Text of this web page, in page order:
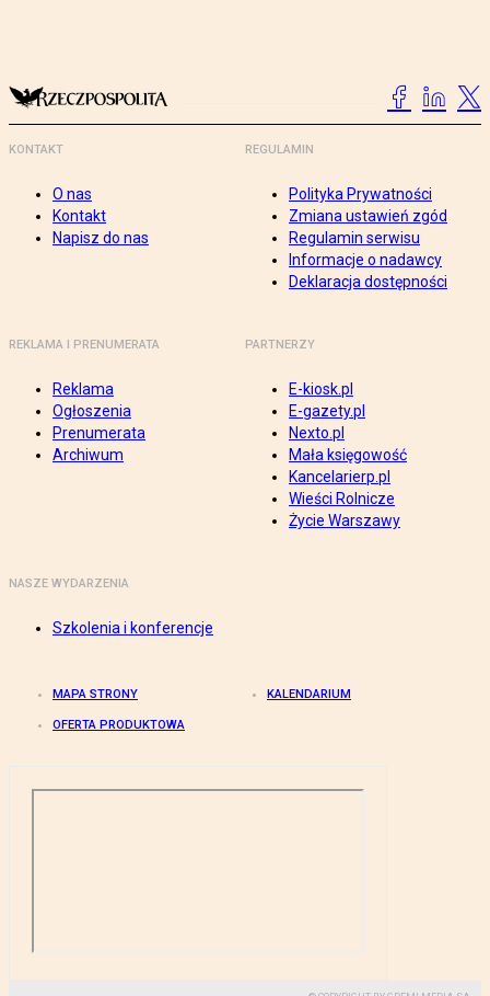
KONTAKT
O nas
Kontakt
Napisz do nas
REGULAMIN
Polityka Prywatności
Zmiana ustawień zgód
Regulamin serwisu
Informacje o nadawcy
Deklaracja dostępności
REKLAMA I PRENUMERATA
Reklama
Ogłoszenia
Prenumerata
Archiwum
PARTNERZY
E-kiosk.pl
E-gazety.pl
Nexto.pl
Mała księgowość
Kancelarierp.pl
Wieści Rolnicze
Życie Warszawy
NASZE WYDARZENIA
Szkolenia i konferencje
MAPA STRONY KALENDARIUM
OFERTA PRODUKTOWA